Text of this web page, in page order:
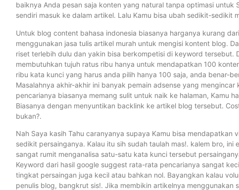
baiknya Anda pesan saja konten yang natural tanpa optimasi untuk
sendiri masuk ke dalam artikel. Lalu Kamu bisa ubah sedikit-sedikit
Untuk blog content bahasa indonesia biasanya harganya kurang
menggunakan jasa tulis artikel murah untuk mengisi kontent blog.
riset terlebih dulu dan yakin bisa berkompetisi di keyword tersebut.
membutuhkan tujuh ratus ribu hanya untuk mendapatkan 100
ribu kata kunci yang harus anda pilih hanya 100 saja, anda benar-
Masalahnya akhir-akhir ini banyak pemain adsense yang
pencarianya biasanya memang sulit untuk naik ke halaman, Kamu
Biasanya dengan menyuntikan backlink ke artikel blog tersebut.
bukan?.
Nah Saya kasih Tahu caranyanya supaya Kamu bisa
sedikit persainganya. Kalau itu sih sudah taulah mas!. kalem bro,
sangat rumit menganalisa satu-satu kata kunci tersebut
Keyword dari hasil google suggest rata-rata pencarianya sangat
tingkat persaingan juga kecil atau bahkan nol. Bayangkan kalau
penulis blog, bangkrut sis!. Jika membikin artikelnya